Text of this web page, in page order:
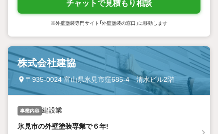
チャットで見積もり相談
※外壁塗装専門サイト「外壁塗装の窓口」に移動します
株式会社建協
〒935-0024 富山県氷見市窪685-4 清水ビル2階
事業内容 建設業
氷見市の外壁塗装専業で６年!